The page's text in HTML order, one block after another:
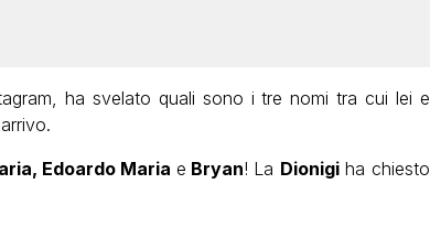
ha svelato quali sono i tre nomi tra cui lei e
Edoardo Maria e Bryan! La Dionigiha chiesto